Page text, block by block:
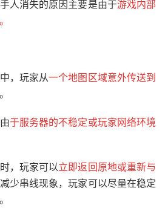
人消失的原因主要是由于游戏内部
，玩家从一个地图区域意外传送到
于服务器的不稳定或玩家网络环境
，玩家可以立即返回原地或重新与
少串线现象，玩家可以尽量在稳定